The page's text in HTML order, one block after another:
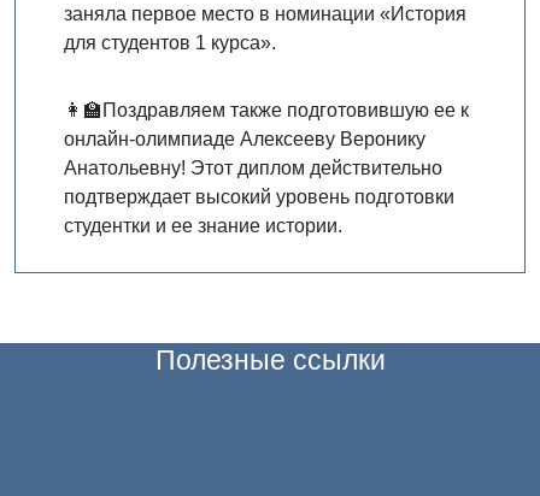
заняла первое место в номинации «История
для студентов 1 курса».
👩‍🏫Поздравляем также подготовившую ее к
онлайн-олимпиаде Алексееву Веронику
Анатольевну! Этот диплом действительно
подтверждает высокий уровень подготовки
студентки и ее знание истории.
Полезные ссылки